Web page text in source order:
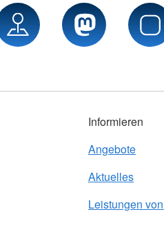
Informieren
Angebote
Aktuelles
Leistungen